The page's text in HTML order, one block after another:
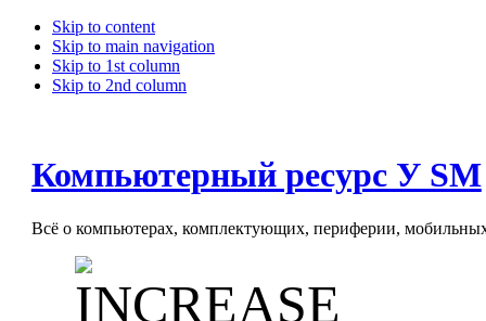
Skip to content
Skip to main navigation
Skip to 1st column
Skip to 2nd column
Компьютерный ресурс У SM
Всё о компьютерах, комплектующих, периферии, мобильных